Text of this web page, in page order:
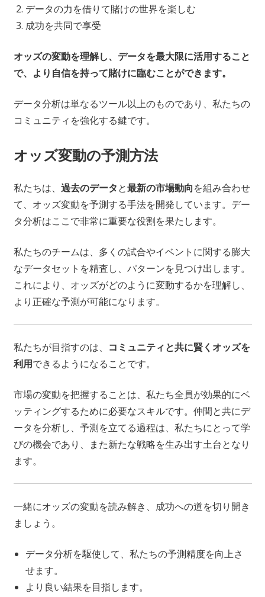
データの力を借りて賭けの世界を楽しむ
成功を共同で享受
オッズの変動を理解し、データを最大限に活用すること
で、より自信を持って賭けに臨むことができます。
データ分析は単なるツール以上のものであり、私たちの
コミュニティを強化する鍵です。
オッズ変動の予測方法
私たちは、 過去のデータと最新の市場動向を組み合わせ
て、オッズ変動を予測する手法を開発しています。デー
タ分析はここで非常に重要な役割を果たします。
私たちのチームは、多くの試合やイベントに関する膨大
なデータセットを精査し、パターンを見つけ出します。
これにより、オッズがどのように変動するかを理解し、
より正確な予測が可能になります。
私たちが目指すのは、
コミュニティと共に賢くオッズを
利用できるようになることです。
市場の変動を把握することは、私たち全員が効果的にベ
ッティングするために必要なスキルです。仲間と共にデ
ータを分析し、予測を立てる過程は、私たちにとって学
びの機会であり、また新たな戦略を生み出す土台となり
ます。
一緒にオッズの変動を読み解き、成功への道を切り開き
ましょう。
データ分析を駆使して、私たちの予測精度を向上さ
せます。
より良い結果を目指します。